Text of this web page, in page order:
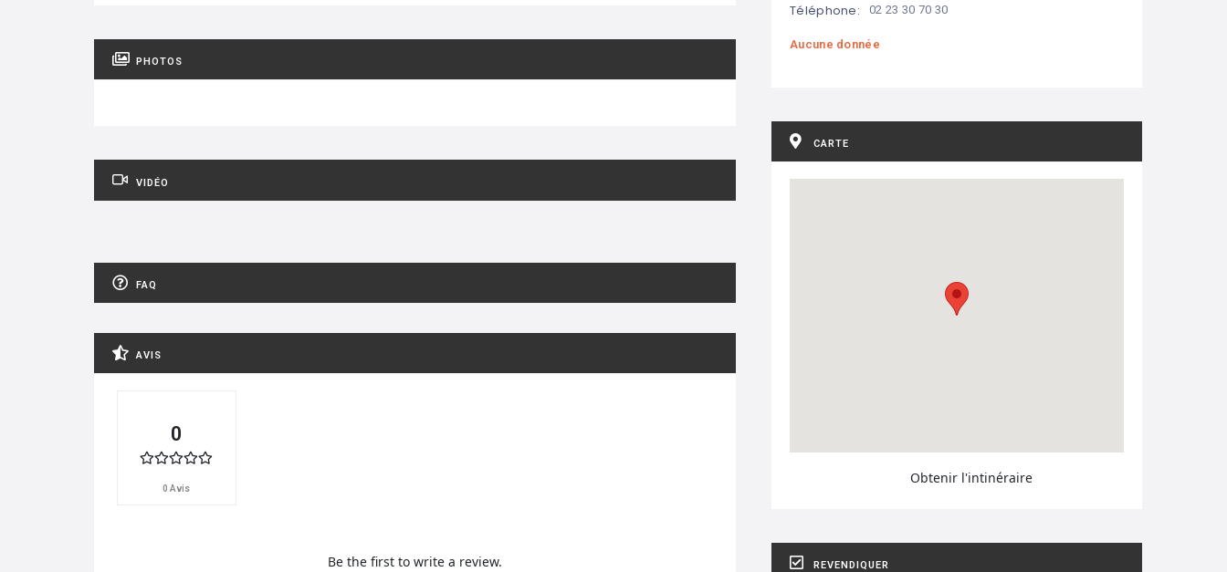
PHOTOS
VIDÉO
FAQ
AVIS
0
0 Avis
Be the first to write a review.
Téléphone: 02 23 30 70 30
Aucune donnée
CARTE
Obtenir l'intinéraire
REVENDIQUER